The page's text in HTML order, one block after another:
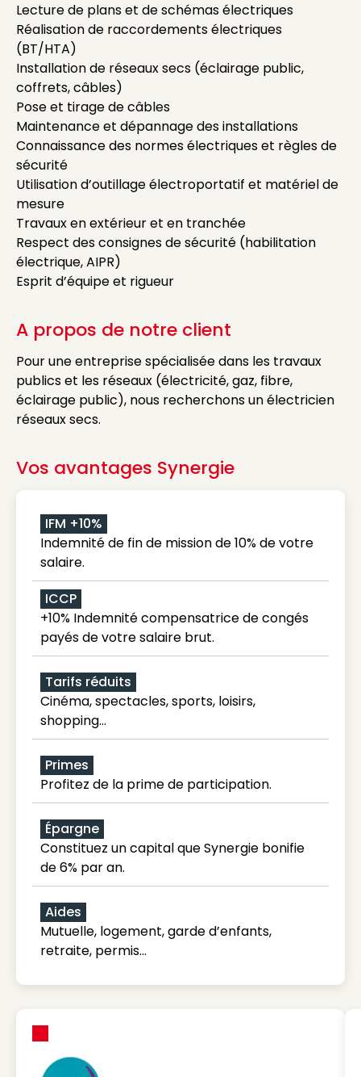
Lecture de plans et de schémas électriques
Réalisation de raccordements électriques
(BT/HTA)
Installation de réseaux secs (éclairage public,
coffrets, câbles)
Pose et tirage de câbles
Maintenance et dépannage des installations
Connaissance des normes électriques et règles de
sécurité
Utilisation d’outillage électroportatif et matériel de
mesure
Travaux en extérieur et en tranchée
Respect des consignes de sécurité (habilitation
électrique, AIPR)
Esprit d’équipe et rigueur
A propos de notre client
Pour une entreprise spécialisée dans les travaux
publics et les réseaux (électricité, gaz, fibre,
éclairage public), nous recherchons un électricien
réseaux secs.
Vos avantages Synergie
IFM +10%
Indemnité de fin de mission de 10% de votre
salaire.
ICCP
+10% Indemnité compensatrice de congés
payés de votre salaire brut.
Tarifs réduits
Cinéma, spectacles, sports, loisirs,
shopping...
Primes
Profitez de la prime de participation.
Épargne
Constituez un capital que Synergie bonifie
de 6% par an.
Aides
Mutuelle, logement, garde d’enfants,
retraite, permis…